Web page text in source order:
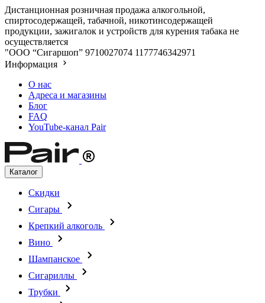
Дистанционная розничная продажа алкогольной,
спиртосодержащей, табачной, никотинсодержащей
продукции, зажигалок и устройств для курения табака не
осуществляется
"ООО “Сигаршоп” 9710027074 1177746342971
Информация
О нас
Адреса и магазины
Блог
FAQ
YouTube-канал Pair
Каталог
Скидки
Сигары
Крепкий алкоголь
Вино
Шампанское
Сигариллы
Трубки